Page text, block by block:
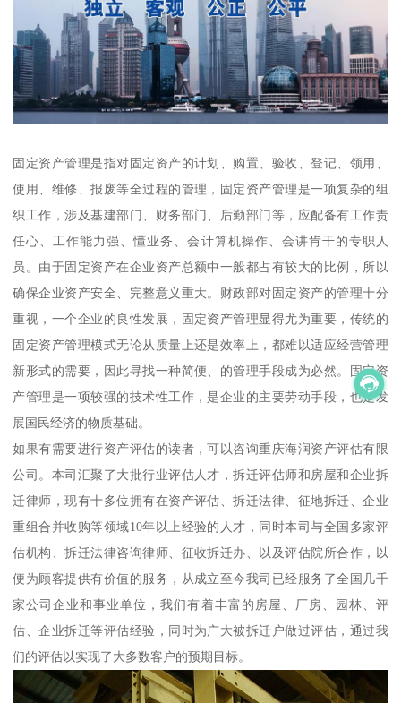
固定资产管理是指对固定资产的计划、购置、验收、登记、领用、
使用、维修、报废等全过程的管理，固定资产管理是一项复杂的组
织工作，涉及基建部门、财务部门、后勤部门等，应配备有工作责
任心、工作能力强、懂业务、会计算机操作、会讲肯干的专职人
员。由于固定资产在企业资产总额中一般都占有较大的比例，所以
确保企业资产安全、完整意义重大。财政部对固定资产的管理十分
重视，一个企业的良性发展，固定资产管理显得尤为重要，传统的
固定资产管理模式无论从质量上还是效率上，都难以适应经营管理
新形式的需要，因此寻找一种简便、的管理手段成为必然。固定资
产管理是一项较强的技术性工作，是企业的主要劳动手段，也是发
展国民经济的物质基础。
如果有需要进行资产评估的读者，可以咨询重庆海润资产评估有限
公司。本司汇聚了大批行业评估人才，拆迁评估师和房屋和企业拆
迁律师，现有十多位拥有在资产评估、拆迁法律、征地拆迁、企业
重组合并收购等领域10年以上经验的人才，同时本司与全国多家评
估机构、拆迁法律咨询律师、征收拆迁办、以及评估院所合作，以
便为顾客提供有价值的服务，从成立至今我司已经服务了全国几千
家公司企业和事业单位，我们有着丰富的房屋、厂房、园林、评
估、企业拆迁等评估经验，同时为广大被拆迁户做过评估，通过我
们的评估以实现了大多数客户的预期目标。